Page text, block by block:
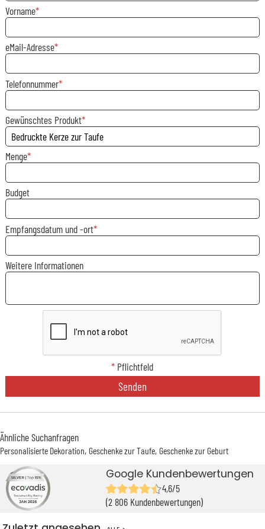
Vorname
eMail-Adresse
Telefonnummer
Gewünschtes Produkt
Menge
Budget
Empfangsdatum und -ort
Weitere Informationen
* Pflichtfeld
Senden
Ähnliche Suchanfragen
Personalisierte Dekoration Geschenke zur Taufe Geschenke zur Geburt
Google Kundenbewertungen
4,6/5
(2 806 Kundenbewertungen)